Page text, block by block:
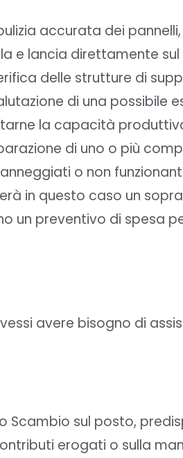
accurata dei
e lancia direttamente
delle strutture di
di una possibile
la capacità
di uno o più
o non
in questo caso un
un preventivo di spesa
avere bisogno di
sul posto,
erogati o sulla